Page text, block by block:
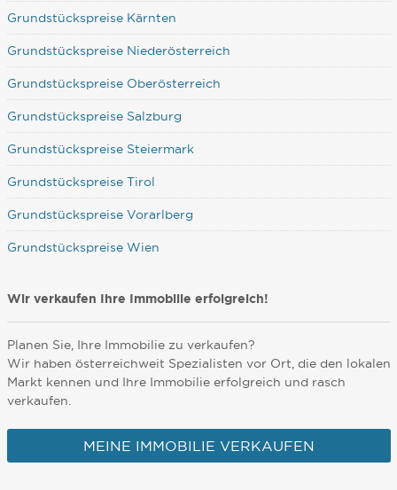
Grundstückspreise Kärnten
Grundstückspreise Niederösterreich
Grundstückspreise Oberösterreich
Grundstückspreise Salzburg
Grundstückspreise Steiermark
Grundstückspreise Tirol
Grundstückspreise Vorarlberg
Grundstückspreise Wien
Wir verkaufen Ihre Immobilie erfolgreich!
Planen Sie, Ihre Immobilie zu verkaufen?
Wir haben österreichweit Spezialisten vor Ort, die den lokalen
Markt kennen und Ihre Immobilie erfolgreich und rasch
verkaufen.
MEINE IMMOBILIE VERKAUFEN